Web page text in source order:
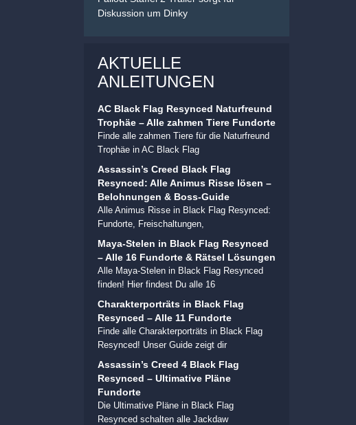
Diskussion um Dinky
AKTUELLE
ANLEITUNGEN
AC Black Flag Resynced Naturfreund
Trophäe – Alle zahmen Tiere Fundorte
Finde alle zahmen Tiere für die Naturfreund
Trophäe in AC Black Flag
Assassin’s Creed Black Flag
Resynced: Alle Animus Risse lösen –
Belohnungen & Boss-Guide
Alle Animus Risse in Black Flag Resynced:
Fundorte, Freischaltungen,
Maya-Stelen in Black Flag Resynced
– Alle 16 Fundorte & Rätsel Lösungen
Alle Maya-Stelen in Black Flag Resynced
finden! Hier findest Du alle 16
Charakterporträts in Black Flag
Resynced – Alle 11 Fundorte
Finde alle Charakterporträts in Black Flag
Resynced! Unser Guide zeigt dir
Assassin’s Creed 4 Black Flag
Resynced – Ultimative Pläne
Fundorte
Die Ultimative Pläne in Black Flag
Resynced schalten alle Jackdaw